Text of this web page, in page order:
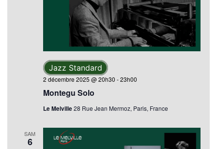
Montegu Solo
2 décembre 2025 @ 20h30 -23h00
Jazz Standard
Le Melville28 Rue Jean Mermoz, Paris, France
SAM
6